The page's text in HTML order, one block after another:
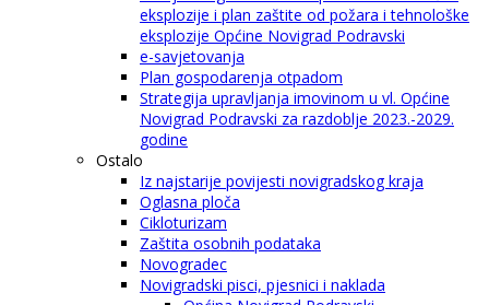
eksplozije i plan zaštite od požara i tehnološke
eksplozije Općine Novigrad Podravski
e-savjetovanja
Plan gospodarenja otpadom
Strategija upravljanja imovinom u vl. Općine
Novigrad Podravski za razdoblje 2023.-2029.
godine
Ostalo
Iz najstarije povijesti novigradskog kraja
Oglasna ploča
Cikloturizam
Zaštita osobnih podataka
Novogradec
Novigradski pisci, pjesnici i naklada